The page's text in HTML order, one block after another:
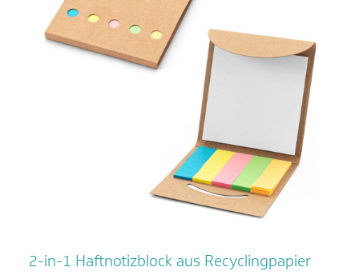
2-in-1 Haftnotizblock aus Recyclingpapier